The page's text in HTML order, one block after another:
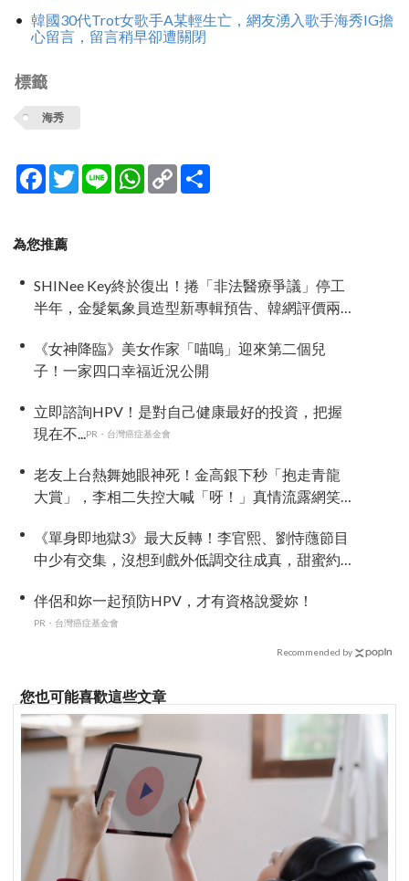
韓國30代Trot女歌手A某輕生亡，網友湧入歌手海秀IG擔
心留言，留言稍早卻遭關閉
標籤
海秀
Facebook
TwitterLine WhatsApp
Copy
Link
為您推薦
SHINee Key終於復出！捲「非法醫療爭議」停工
半年，金髮氣象員造型新專輯預告、韓網評價兩
《女神降臨》美女作家「喵嗚」迎來第二個兒
子！一家四口幸福近況公開
立即諮詢HPV！是對自己健康最好的投資，把握
現在不...PR・台灣癌症基金會
老友上台熱舞她眼神死！金高銀下秒「抱走青龍
大賞」，李相二失控大喊「呀！」真情流露網笑
《單身即地獄3》最大反轉！李官熙、劉恃蘟節目
中少有交集，沒想到戲外低調交往成真，甜蜜約
伴侶和妳一起預防HPV，才有資格說愛妳！
PR・台灣癌症基金會
Recommended by
您也可能喜歡這些文章